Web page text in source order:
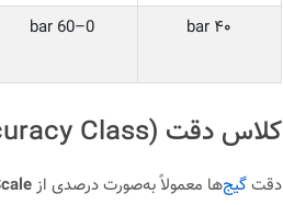
۴۰ bar
0–60 bar
کلاس دقت (Accuracy Class) و معنی درصد FS
دقتگیج‌ها معمولاً به‌صورت درصدی از